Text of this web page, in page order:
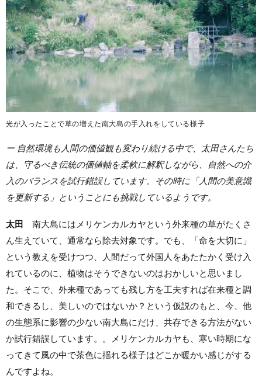
光が入ったことで草の増えた南大島の手入れをしている様子
ー 自然環境も人間の価値観も変わり続ける中で、太田さんたち
は、守るべき伝統の価値軸を柔軟に解釈しながら、自然への介
入のバランスを試行錯誤しています。その時に「人間の美意識
を更新する」ということにも挑戦しているようです。
太田
南大島にはメリケンカルカヤという外来種の草がたくさ
ん生えていて、通常なら除去対象です。でも、「命を大切に」
という教えを受けつつ、人間だって外国人をあたたかく受け入
れているのに、植物はそうできないのはおかしいと思いまし
た。そこで、外来種であっても残し方を工夫すれば在来種と調
和できるし、美しいのではないか？という仮説のもと、今、他
の生態系に影響の少ない南大島にだけ、共存できる方法がない
か試行錯誤しています。。メリケンカルカヤも、寒い時期にな
ってきて風の中で茶色に揺れる様子はどこか暖かい感じがする
んですよね。